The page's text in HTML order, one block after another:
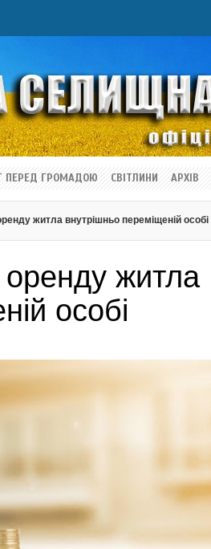
ПЕРЕД ГРОМАДОЮ СВІТЛИНИ АРХІВ
житла внутрішньо переміщеній особі
житла
особі